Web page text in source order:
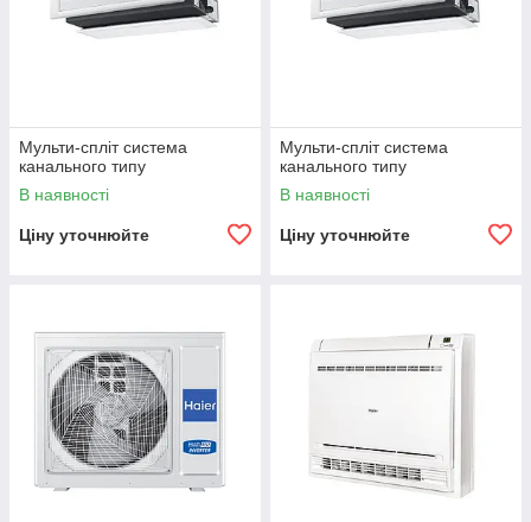
Мульти-спліт система
канального типу
В наявності
Ціну уточнюйте
Мульти-спліт система
канального типу
В наявності
Ціну уточнюйте